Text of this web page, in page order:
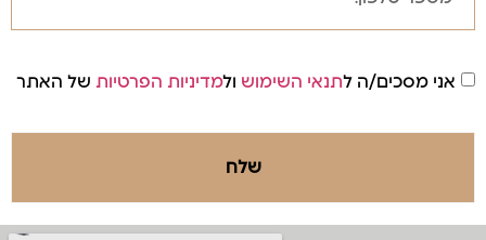
אני מסכים/ה לתנאי השימוש ולמדיניות הפרטיות של האתר
שלח